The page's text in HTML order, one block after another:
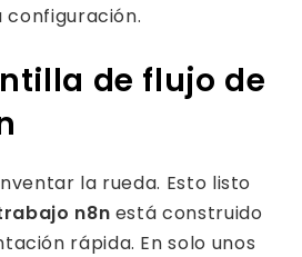
configuración.
de flujo de
la rueda. Esto listo
n8n está construido
rápida. En solo unos